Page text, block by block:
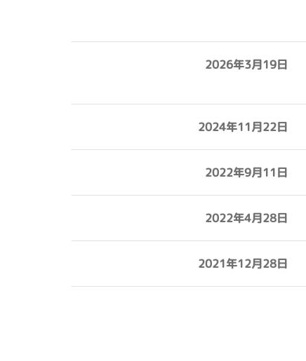
2026年3月19日
2024年11月22日
2022年9月11日
2022年4月28日
2021年12月28日